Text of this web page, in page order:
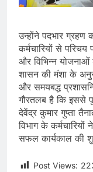
उन्होंने पदभार ग्रहण
कर्मचारियों से परिचय
और विभिन्न योजनाओं
शासन की मंशा के
और समयबद्ध
गौरतलब है कि इससे
देवेंद्र कुमार गुप्ता
विभाग के
सफल कार्यकाल की
Post Views: